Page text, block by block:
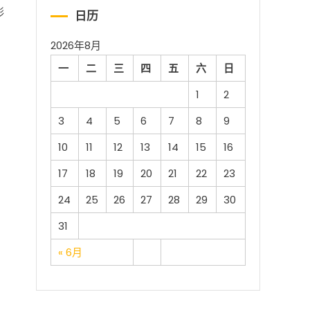
日历
2026年8月
一
二 三 四 五 六 日
« 6月
1
2
3
4 5 6 7 8
9
10
11 12 13 14 15
16
17
18 19 20 21 22
23
24
25 26 27 28 29
30
31